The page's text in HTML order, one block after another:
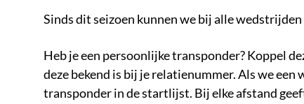
Sinds dit seizoen kunnen we bij alle
Heb je een persoonlijke transponder? Koppel
deze bekend is bij je relatienummer. Als we
transponder in de startlijst. Bij elke afstand